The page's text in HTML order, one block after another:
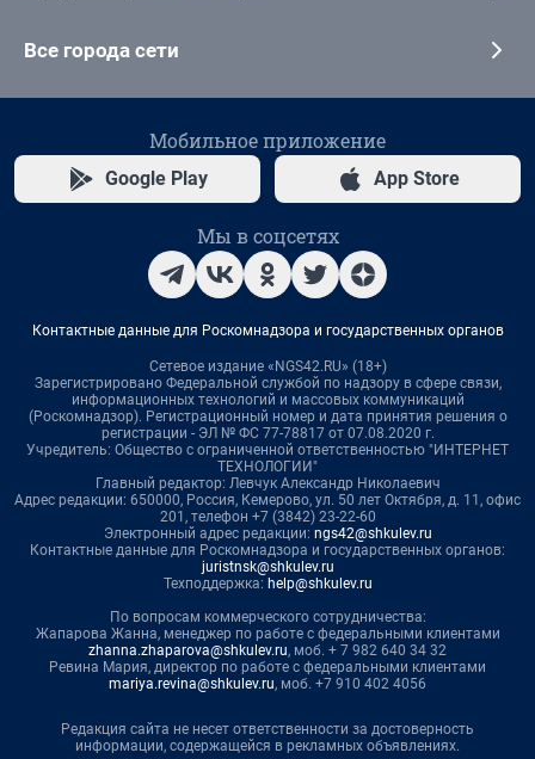
Все города сети
Мобильное приложение
Google Play App Store
Мы в соцсетях
Контактные данные для Роскомнадзора и государственных органов
Сетевое издание «NGS42.RU» (18+)
Зарегистрировано Федеральной службой по надзору в сфере связи,
информационных технологий и массовых коммуникаций
(Роскомнадзор). Регистрационный номер и дата принятия решения о
регистрации - ЭЛ № ФС 77-78817 от 07.08.2020 г.
Учредитель: Общество с ограниченной ответственностью "ИНТЕРНЕТ
ТЕХНОЛОГИИ"
Главный редактор: Левчук Александр Николаевич
Адрес редакции: 650000, Россия, Кемерово, ул. 50 лет Октября, д. 11, офис
201, телефон +7 (3842) 23-22-60
Электронный адрес редакции: ngs42@shkulev.ru
Контактные данные для Роскомнадзора и государственных органов:
juristnsk@shkulev.ru
Техподдержка: help@shkulev.ru
По вопросам коммерческого сотрудничества:
Жапарова Жанна, менеджер по работе с федеральными клиентами
zhanna.zhaparova@shkulev.ru, моб. + 7 982 640 34 32
Ревина Мария, директор по работе с федеральными клиентами
mariya.revina@shkulev.ru, моб. +7 910 402 4056
Редакция сайта не несет ответственности за достоверность
информации, содержащейся в рекламных объявлениях.